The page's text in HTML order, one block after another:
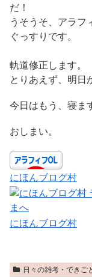
だ！
うそうそ、アラフ
ぐっすりです。
軌道修正します。
とりあえず、明日
今日はもう、寝ま
おしまい。
にほんブログ村
にほんブログ村
日々の雑考・できご